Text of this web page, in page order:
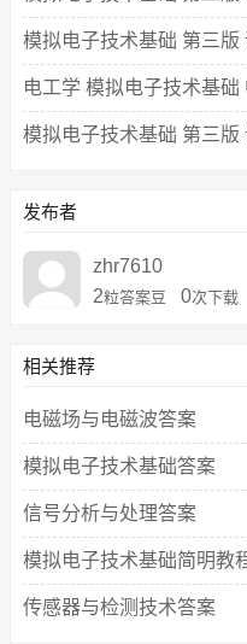
模拟电子技术基础 第三版
电工学 模拟电子技术基
模拟电子技术基础 第三版
发布者
zhr7610
2粒答案豆 0次下载
相关推荐
电磁场与电磁波答案
模拟电子技术基础答案
信号分析与处理答案
模拟电子技术基础简明教
传感器与检测技术答案